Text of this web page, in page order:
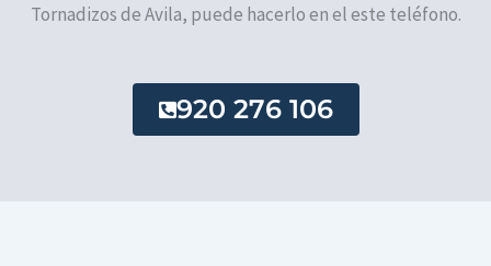
Tornadizos de Avila, puede hacerlo en el este teléfono.
920 276 106